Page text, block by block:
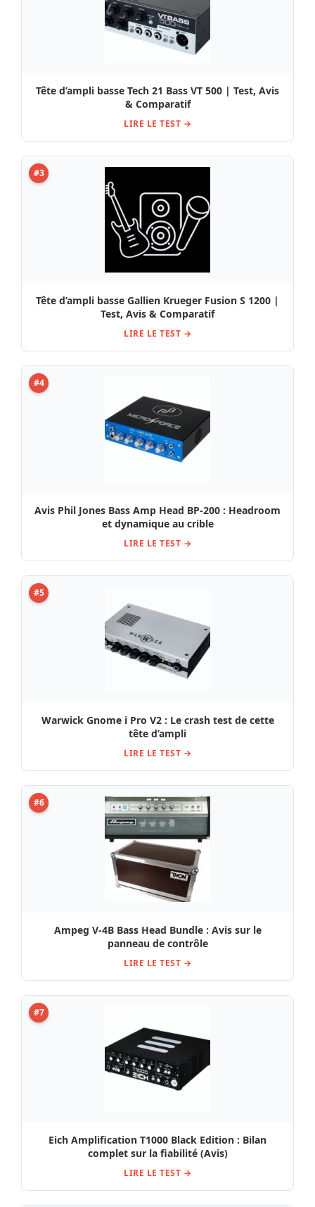
Tête d’ampli basse Tech 21 Bass VT 500 | Test, Avis
& Comparatif
LIRE LE TEST →
#3
Tête d’ampli basse Gallien Krueger Fusion S 1200 |
Test, Avis & Comparatif
LIRE LE TEST →
#4
Avis Phil Jones Bass Amp Head BP-200 : Headroom
et dynamique au crible
LIRE LE TEST →
#5
Warwick Gnome i Pro V2 : Le crash test de cette
tête d’ampli
LIRE LE TEST →
#6
Ampeg V-4B Bass Head Bundle : Avis sur le
panneau de contrôle
LIRE LE TEST →
#7
Eich Amplification T1000 Black Edition : Bilan
complet sur la fiabilité (Avis)
LIRE LE TEST →